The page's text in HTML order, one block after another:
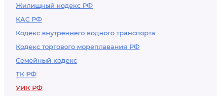
Жилищный кодекс РФ
КАС РФ
Кодекс внутреннего водного транспорта
Кодекс торгового мореплавания РФ
Семейный кодекс
ТК РФ
УИК РФ